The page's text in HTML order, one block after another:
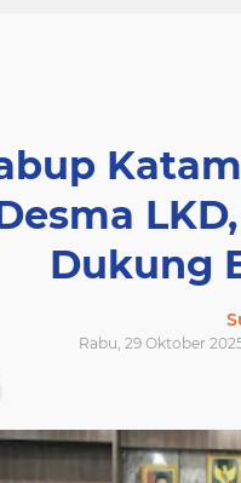
Dukung
Rabu, 29 Oktober